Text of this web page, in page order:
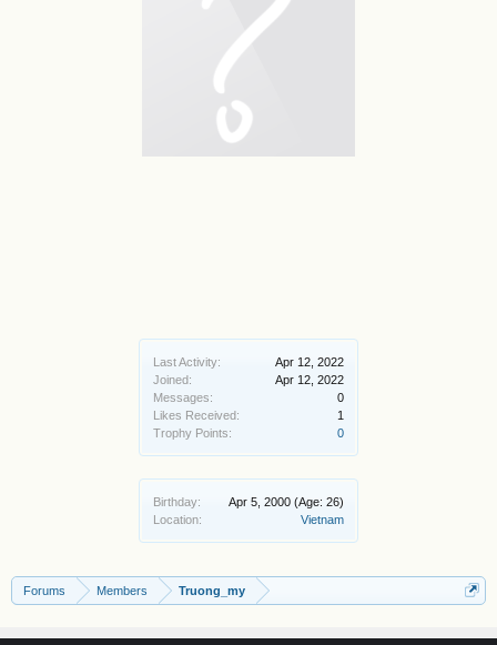
Last Activity:
Apr 12, 2022
Joined:
Apr 12, 2022
Messages:
0
Likes Received:
1
Trophy Points:
0
Birthday: Apr 5, 2000 (Age: 26)
Location:
Vietnam
Forums Members Truong_my